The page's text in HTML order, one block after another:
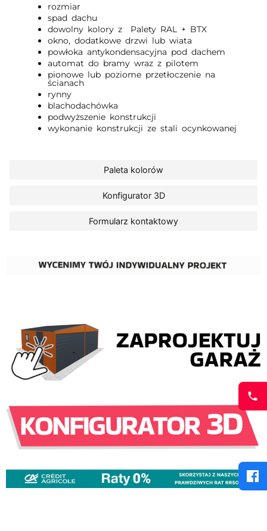
Paleta kolorów
Konfigurator 3D
Formularz kontaktowy
rozmiar
spad dachu
dowolny kolory z Palety RAL + BTX
okno, dodatkowe drzwi lub wiata
powłoka antykondensacyjna pod dachem
automat do bramy wraz z pilotem
pionowe lub poziome przetłoczenie na
ścianach
rynny
blachodachówka
podwyższenie konstrukcji
wykonanie konstrukcji ze stali ocynkowanej